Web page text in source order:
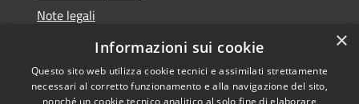
Note legali
Dichiarazione di accessibilità
×
Informazioni sui cookie
Questo sito web utilizza cookie tecnici e assimilati strettamente
necessari al corretto funzionamento e alla navigazione del sito,
nonché un cookie tecnico analitico al solo fine di elaborare